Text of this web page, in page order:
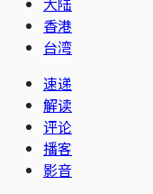
香港
台湾
速递
解读
评论
播客
影音